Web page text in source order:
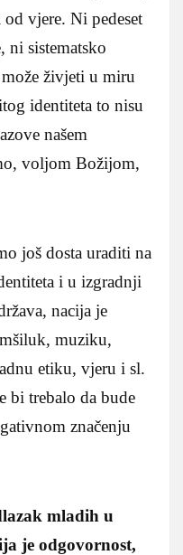
vjere. Ni pedeset
ni sistematsko
živjeti u miru
identiteta to nisu
našem
voljom Božijom,
još dosta uraditi na
i u izgradnji
nacija je
muziku,
etiku, vjeru i sl.
bi trebalo da bude
značenju
mladih u
je odgovornost,